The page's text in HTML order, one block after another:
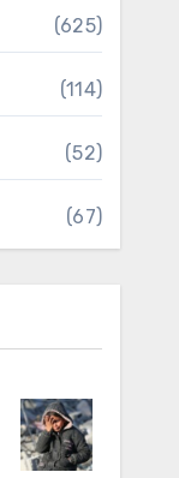
(625)
(114)
(52)
(67)